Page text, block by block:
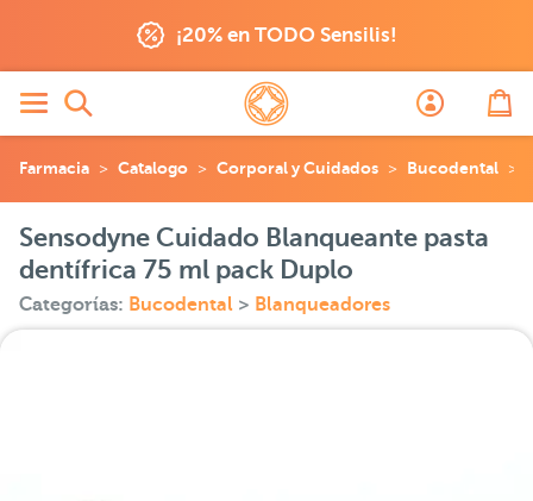
¡20% en TODO Sensilis!
Farmacia Catalogo Corporal y Cuidados Bucodental
Sensodyne Cuidado Blanqueante pasta
dentífrica 75 ml pack Duplo
Categorías: Bucodental > Blanqueadores